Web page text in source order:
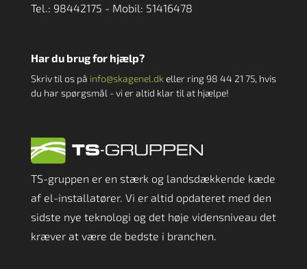
Tel.: 98442175 - Mobil: 51416478
Har du brug for hjælp?
Skriv til os på info@skagenel.dk eller ring98 44 21 75, hvis
du har spørgsmål - vi er altid klar til at hjælpe!
TS-gruppen er en stærk og landsdækkende kæde
af el-installatører. Vi er altid opdateret med den
sidste nye teknologi og det høje vidensniveau det
kræver at være de bedste i branchen.